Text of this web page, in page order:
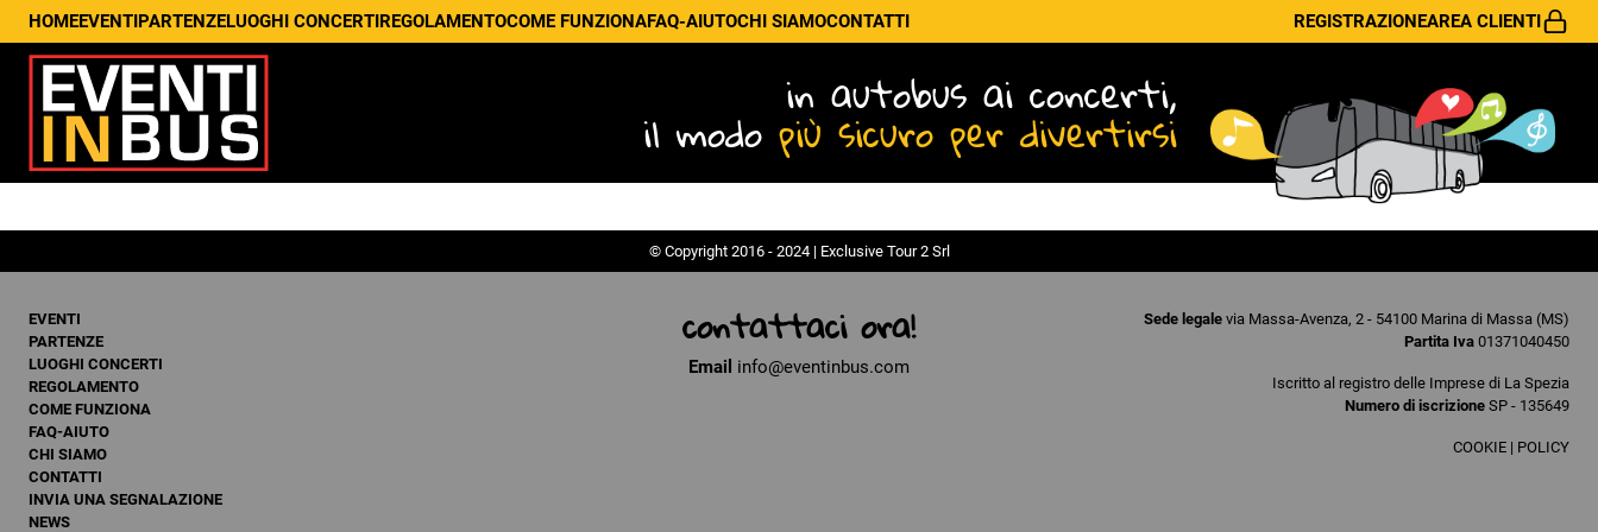
HOMEEVENTIPARTENZELUOGHI CONCERTIREGOLAMENTOCOME FUNZIONAFAQ-AIUTOCHI SIAMOCONTATTI REGISTRAZIONEAREA CLIENTI
in autobus ai concerti,
il modo più sicuro per divertirsi
© Copyright 2016 - 2024 | Exclusive Tour 2 Srl
EVENTI
PARTENZE
LUOGHI CONCERTI
REGOLAMENTO
COME FUNZIONA
FAQ-AIUTO
CHI SIAMO
CONTATTI
INVIA UNA SEGNALAZIONE
NEWS
contattaci ora!
Email info@eventinbus.com
Sede legale via Massa-Avenza, 2 - 54100 Marina di Massa (MS)
Partita Iva 01371040450
Iscritto al registro delle Imprese di La Spezia
Numero di iscrizione SP - 135649
COOKIE | POLICY